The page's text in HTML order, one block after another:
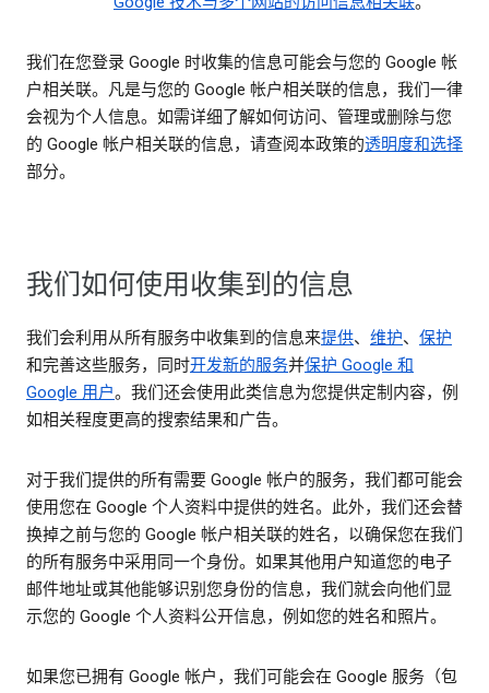
我们在您登录 Google 时收集的信息可能会与您的 Google 帐
户相关联。凡是与您的 Google 帐户相关联的信息，我们一律
会视为个人信息。如需详细了解如何访问、管理或删除与您
的 Google 帐户相关联的信息，请查阅本政策的透明度和选择
部分。
我们如何使用收集到的信息
我们会利用从所有服务中收集到的信息来提供、 维护、 保护
和完善这些服务，同时开发新的服务并保护 Google 和
Google 用户。我们还会使用此类信息为您提供定制内容，例
如相关程度更高的搜索结果和广告。
对于我们提供的所有需要 Google 帐户的服务，我们都可能会
使用您在 Google 个人资料中提供的姓名。此外，我们还会替
换掉之前与您的 Google 帐户相关联的姓名，以确保您在我们
的所有服务中采用同一个身份。如果其他用户知道您的电子
邮件地址或其他能够识别您身份的信息，我们就会向他们显
示您的 Google 个人资料公开信息，例如您的姓名和照片。
如果您已拥有 Google 帐户，我们可能会在 Google 服务（包